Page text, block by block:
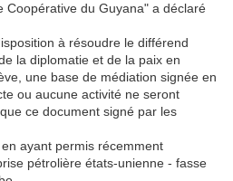
Coopérative du Guyana" a déclaré
à résoudre le différend
la diplomatie et de la paix en
une base de médiation signée en
ou aucune activité ne seront
ce document signé par les
ayant permis récemment
pétrolière états-unienne - fasse